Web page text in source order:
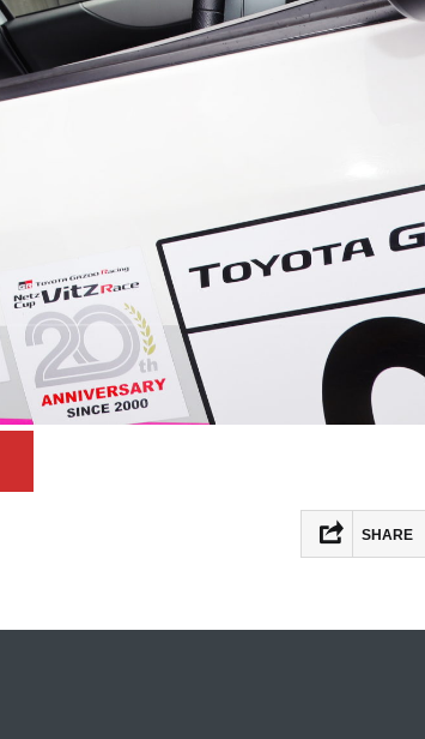
SHARE
Twitter